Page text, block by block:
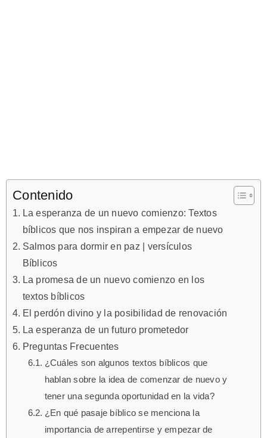
Contenido
La esperanza de un nuevo comienzo: Textos
bíblicos que nos inspiran a empezar de nuevo
Salmos para dormir en paz | versículos
Bíblicos
La promesa de un nuevo comienzo en los
textos bíblicos
El perdón divino y la posibilidad de renovación
La esperanza de un futuro prometedor
Preguntas Frecuentes
¿Cuáles son algunos textos bíblicos que
hablan sobre la idea de comenzar de nuevo y
tener una segunda oportunidad en la vida?
¿En qué pasaje bíblico se menciona la
importancia de arrepentirse y empezar de